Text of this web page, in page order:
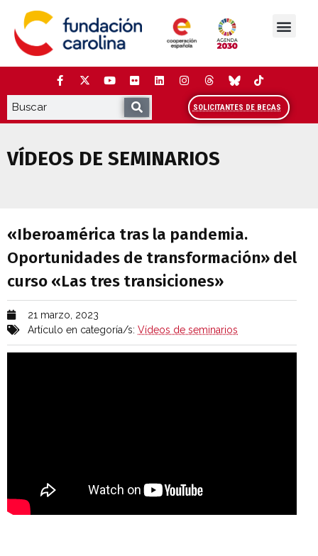
contenido
SOLICITANTES DE BECAS
VÍDEOS DE SEMINARIOS
«Iberoamérica tras la pandemia.
Oportunidades de transformación» del
curso «Las tres transiciones»
21 marzo, 2023
Artículo en categoría/s: Vídeos de seminarios